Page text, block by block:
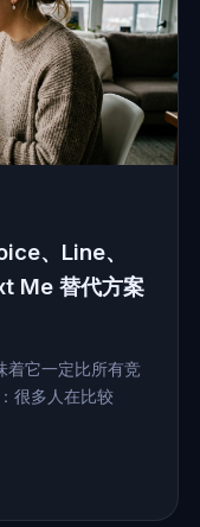
、Line、
Me 替代方案
着它一定比所有竞
很多人在比较